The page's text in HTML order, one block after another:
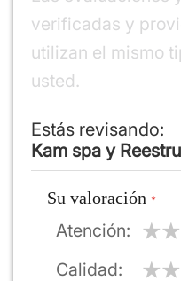
verificadas y
utilizan el mismo
usted.
Estás revisando:
Kam spa y
Su valoración
Atención
Calidad